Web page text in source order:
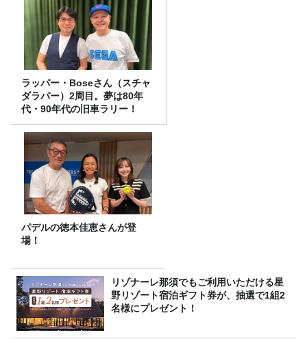
ラッパー・Boseさん（スチャ
ダラパー）2周目。夢は80年
代・90年代の旧車ラリー！
パデルの徳本佳恵さんが登
場！
リゾナーレ那須でもご利用いただける星
野リゾート宿泊ギフト券が、抽選で1組2
名様にプレゼント！